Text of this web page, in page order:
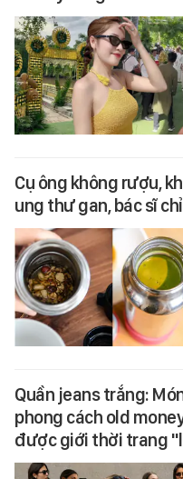
Cụ ông không rượu,
ung thư gan, bác sĩ
Quần jeans trắng:
phong cách old
được giới thời trang